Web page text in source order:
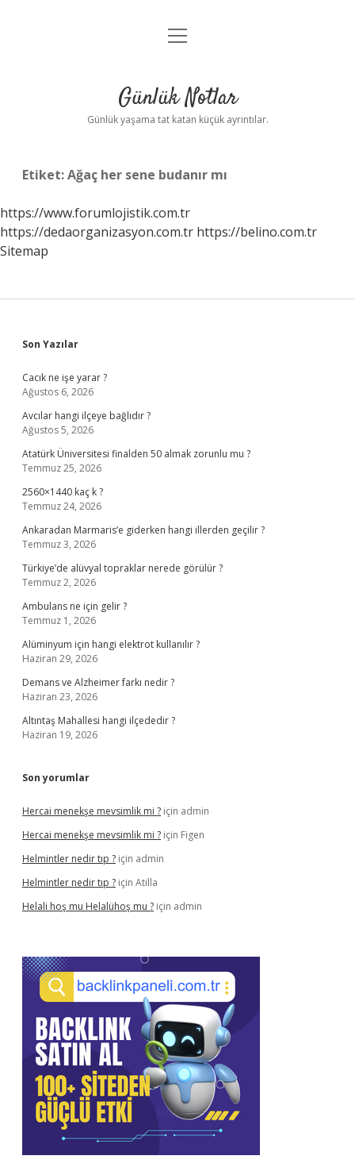
Anasayfa
Yasal Uyarı
menüyü
Günlük Notlar
Günlük yaşama tat katan küçük ayrıntılar.
Etiket:Ağaç her sene budanır mı
https://www.forumlojistik.com.tr
https://dedaorganizasyon.com.tr https://belino.com.tr
Sitemap
Sidebar
Son Yazılar
Cacık ne işe yarar ?
Ağustos 6, 2026
Avcılar hangi ilçeye bağlıdır ?
Ağustos 5, 2026
Atatürk Üniversitesi finalden 50 almak zorunlu mu ?
Temmuz 25, 2026
2560×1440 kaç k ?
Temmuz 24, 2026
Ankaradan Marmaris’e giderken hangi illerden geçilir ?
Temmuz 3, 2026
Türkiye’de alüvyal topraklar nerede görülür ?
Temmuz 2, 2026
Ambulans ne için gelir ?
Temmuz 1, 2026
Alüminyum için hangi elektrot kullanılır ?
Haziran 29, 2026
Demans ve Alzheimer farkı nedir ?
Haziran 23, 2026
Altıntaş Mahallesi hangi ilçededir ?
Haziran 19, 2026
Son yorumlar
Hercai menekşe mevsimlik mi ? için admin
Hercai menekşe mevsimlik mi ? için Figen
Helmintler nedir tıp ? için admin
Helmintler nedir tıp ? için Atilla
Helali hoş mu Helalühoş mu ? için admin